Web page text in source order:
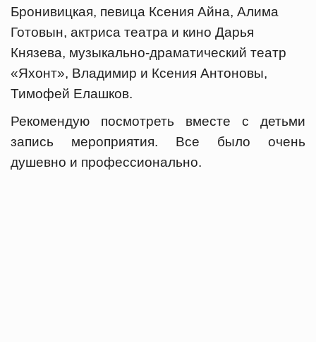
Бронивицкая, певица Ксения Айна, Алима
Готовын, актриса театра и кино Дарья
Князева, музыкально-драматический театр
«Яхонт», Владимир и Ксения Антоновы,
Тимофей Елашков.
Рекомендую посмотреть вместе с детьми
запись мероприятия. Все было очень
душевно и профессионально.